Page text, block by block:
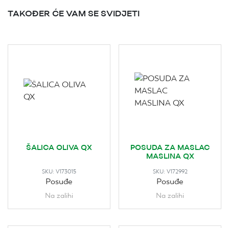
TAKOĐER ĆE VAM SE SVIDJETI
ŠALICA OLIVA QX
SKU: V173015
Posuđe
Na zalihi
POSUDA ZA MASLAC
MASLINA QX
SKU: V172992
Posuđe
Na zalihi